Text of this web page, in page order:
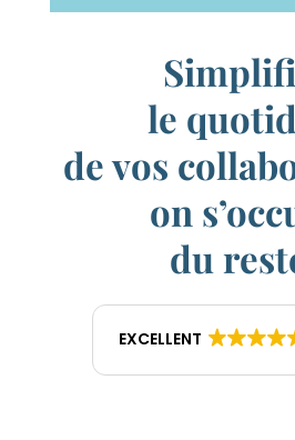
le
de vos
on
du
EXCELLENT